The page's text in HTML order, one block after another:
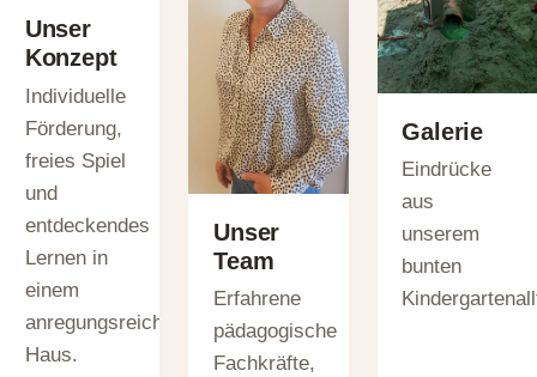
Unser
Konzept
Individuelle
Förderung,
freies Spiel
und
entdeckendes
Lernen in
einem
anregungsreichen
Haus.
Unser
Team
Erfahrene
pädagogische
Fachkräfte,
Galerie
Eindrücke
aus
unserem
bunten